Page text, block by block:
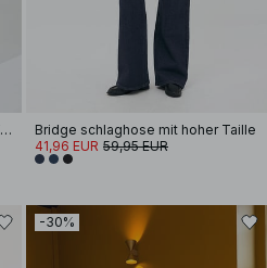
Way gerade Jeans mit mittlerer Taille
Bridge schlaghose mit hoher Taille
41,96 EUR 59,95 EUR
-30%